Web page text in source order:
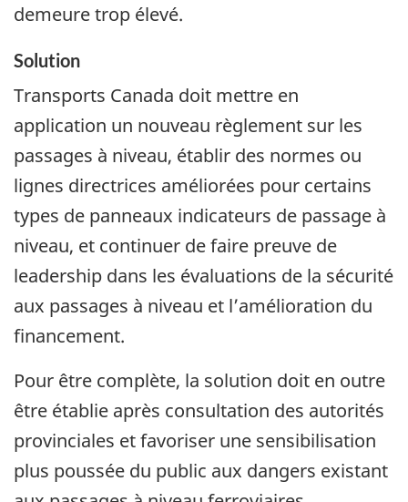
demeure trop élevé.
Solution
Transports Canada doit mettre en
application un nouveau règlement sur les
passages à niveau, établir des normes ou
lignes directrices améliorées pour certains
types de panneaux indicateurs de passage à
niveau, et continuer de faire preuve de
leadership dans les évaluations de la sécurité
aux passages à niveau et l’amélioration du
financement.
Pour être complète, la solution doit en outre
être établie après consultation des autorités
provinciales et favoriser une sensibilisation
plus poussée du public aux dangers existant